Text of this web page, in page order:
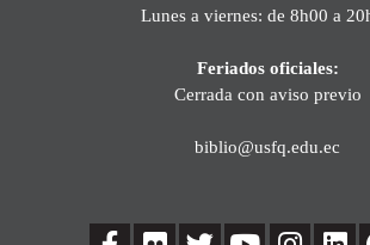
Lunes a viernes: de 8h00 a
Feriados oficiales:
Cerrada con aviso previo
biblio@usfq.edu.ec